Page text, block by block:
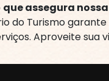
que assegura
do Turismo
Aproveite sua